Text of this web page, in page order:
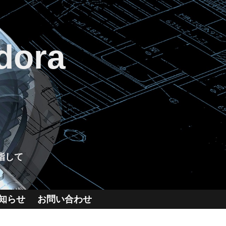
して
らせ お問い合わせ